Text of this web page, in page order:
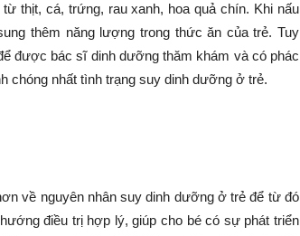
thịt, cá, trứng, rau xanh, hoa quả chín. Khi nấu
thêm năng lượng trong thức ăn của trẻ. Tuy
được bác sĩ dinh dưỡng thăm khám và có phác
chóng nhất tình trạng suy dinh dưỡng ở trẻ.
về nguyên nhân suy dinh dưỡng ở trẻ để từ đó
điều trị hợp lý, giúp cho bé có sự phát triển